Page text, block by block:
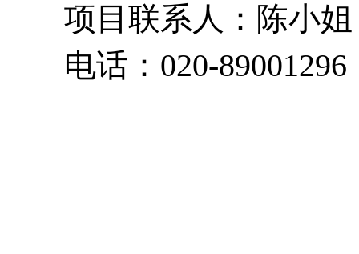
项目联系人：陈小姐
电话：020-89001296